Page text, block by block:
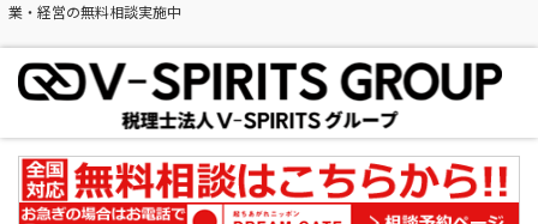
業・経営の無料相談実施中